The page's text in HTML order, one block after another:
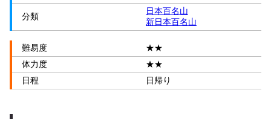
分類
日本百名山
新日本百名山
難易度
★★
体力度
★★
日程
日帰り